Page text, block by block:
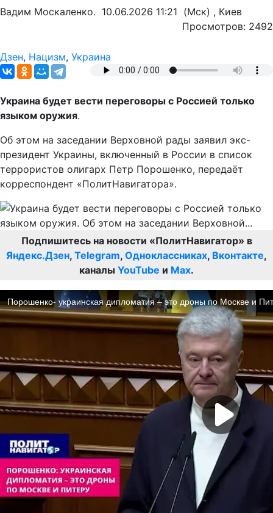
Вадим Москаленко. 10.06.2026 11:21 (Мск) , Киев
Просмотров: 2492
Дзен, Нацизм, Украина
Украина будет вести переговоры с Россией только
языком оружия.
Об этом на заседании Верховной рады заявил экс-
президент Украины, включенный в России в список
террористов олигарх Петр Порошенко, передаёт
корреспондент «ПолитНавигатора».
Подпишитесь на новости «ПолитНавигатор» в
Яндекс.Дзен, Telegram, Одноклассниках, Вконтакте,
каналы YouTube и Max.